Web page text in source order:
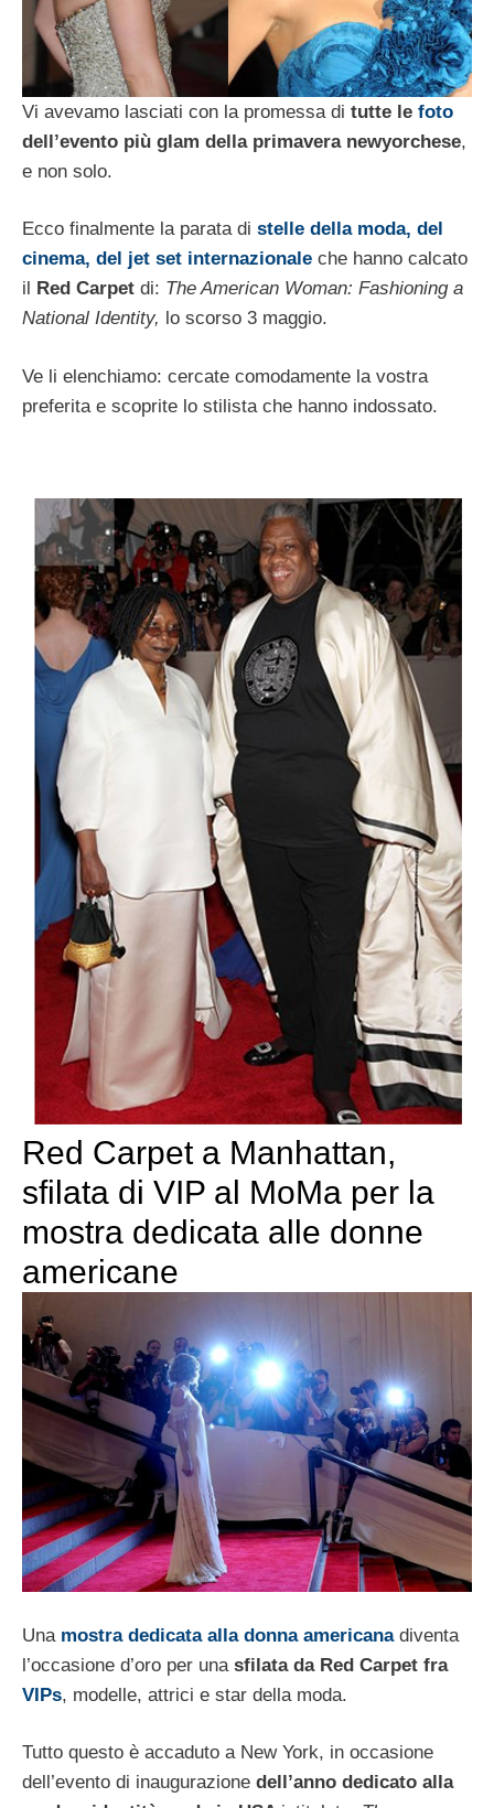
Vi avevamo lasciati con la promessa di tutte le foto
dell’evento più glam della primavera newyorchese,
e non solo.
Ecco finalmente la parata di stelle della moda, del
cinema, del jet set internazionale che hanno calcato
il
Red Carpet di: The American Woman: Fashioning a
National Identity, lo scorso 3 maggio.
Ve li elenchiamo: cercate comodamente la vostra
preferita e scoprite lo stilista che hanno indossato.
Red Carpet a Manhattan,
sfilata di VIP al MoMa per la
mostra dedicata alle donne
americane
Una mostra dedicata alla donna americanadiventa
l’occasione d’oro per una sfilata da Red Carpet fra
VIPs, modelle, attrici e star della moda.
Tutto questo è accaduto a New York, in occasione
dell’evento di inaugurazione dell’anno dedicato alla